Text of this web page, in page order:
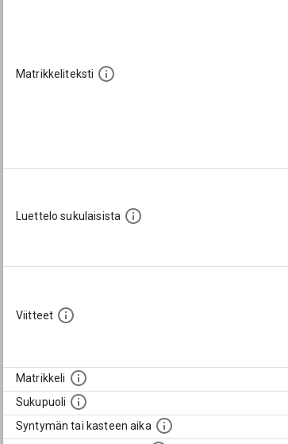
Matrikkeliteksti
Luettelo sukulaisista
Viitteet
Matrikkeli
Sukupuoli
Syntymän tai kasteen aika